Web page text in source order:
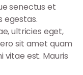
senectus et
egestas.
ultricies eget,
sit amet quam
vitae est. Mauris